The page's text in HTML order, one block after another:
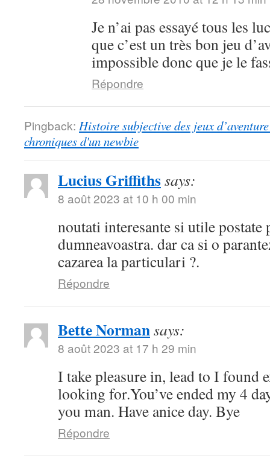
Je n’ai pas essayé tous les
que c’est un très bon jeu
impossible donc que je le
Répondre
Pingback: Histoire subjective des jeux
chroniques d'un newbie
Lucius Griffithssays:
8 août 2023 at 10 h 00 min
noutati interesante si utile postate
dumneavoastra. dar ca si o
cazarea la particulari ?.
Répondre
Bette Normansays:
8 août 2023 at 17 h 29 min
I take pleasure in, lead to I found
looking for.You’ve ended my 4
you man. Have anice day. Bye
Répondre